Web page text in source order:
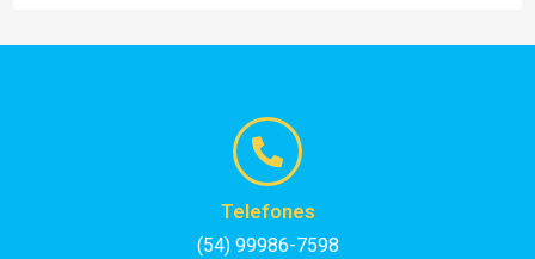
Telefones
(54) 99986-7598